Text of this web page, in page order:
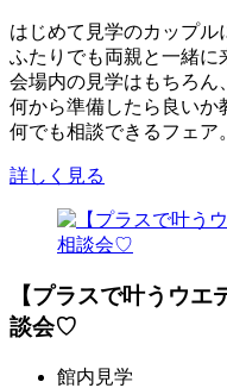
はじめて見学のカップル
ふたりでも両親と一緒に
会場内の見学はもちろん
何から準備したら良いか
何でも相談できるフェア。
詳しく見る
【プラスで叶うウ
談会♡
館内見学